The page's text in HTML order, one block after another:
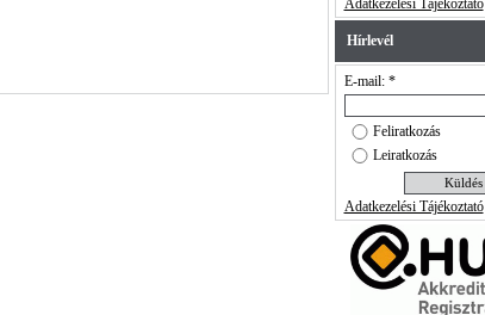
Adatkezelési Tájékoztató
Hírlevél
E-mail: *
Feliratkozás
Leiratkozás
Adatkezelési Tájékoztató